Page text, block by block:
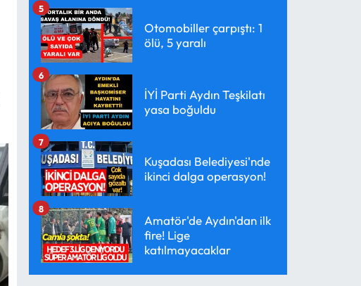
Otomobiller çarpıştı: 1
ölü, 5 yaralı
5
İYİ Parti Aydın Teşkilatı
yasa boğuldu
6
Kuşadası Belediyesi'nde
ikinci dalga operasyon!
7
Amatör'de Aydın'dan ilk
fire! Lige
katılmayacaklar
8